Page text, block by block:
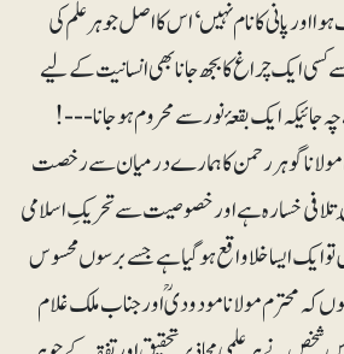
پانی کا نام نہیں‘ اس کا اصل جوہر علم کی
ایک چراغ کا بجھ جانا بھی انسانیت کے لیے
ایک بقعۂ نورسے محروم ہو جانا---!
مولانا گوہر رحمن کا ہمارے درمیان سے رخصت
تلافی خسارہ ہے اور خصوصیت سے تحریکِ اسلامی
تو ایک ایسا خلا واقع ہوگیا ہے جسے برسوں محسوس
کہ محترم مولانا مودودیؒ اور جناب ملک غلام